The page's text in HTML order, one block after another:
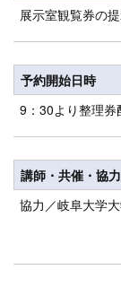
展示室観覧券の
予約開始日時
9：30より整理券
講師・共催・協力
協力／岐阜大学